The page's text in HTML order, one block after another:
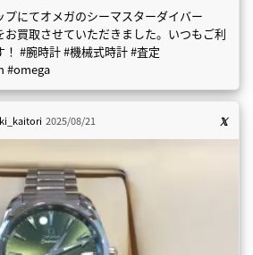
にてオメガのシーマスターダイバー
お買取させていただきました。いつもご利
#腕時計 #機械式時計 #査定
#omega
2025/08/21